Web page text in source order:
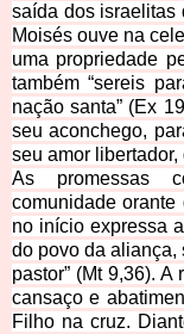
saída dos israelitas
Moisés ouve na
uma propriedade
também “sereis
nação santa” (Ex
seu aconchego,
seu amor
As promessas
comunidade
no início expressa
do povo da aliança,
pastor” (Mt 9,36).
cansaço e
Filho na cruz.